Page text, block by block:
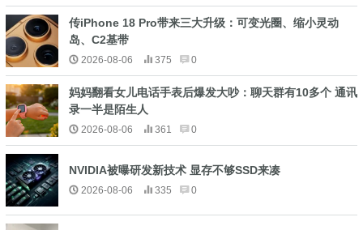
传iPhone 18 Pro带来三大升级：可变光圈、缩小灵动
岛、C2基带
2026-08-06 375 0
妈妈翻看女儿电话手表后爆发大吵：聊天群有10多个 通讯
录一半是陌生人
2026-08-06 361 0
NVIDIA被曝研发新技术 显存不够SSD来凑
2026-08-06 335 0